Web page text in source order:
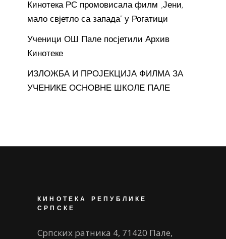
Кинотека РС промовисала филм „Јени,
мало свјетло са запада“ у Рогатици
Ученици ОШ Пале посјетили Архив
Кинотеке
ИЗЛОЖБА И ПРОЈЕКЦИЈА ФИЛМА ЗА
УЧЕНИКЕ ОСНОВНЕ ШКОЛЕ ПАЛЕ
КИНОТЕКА РЕПУБЛИКЕ
СРПСКЕ
Српских ратника 4, 71420 Пале,